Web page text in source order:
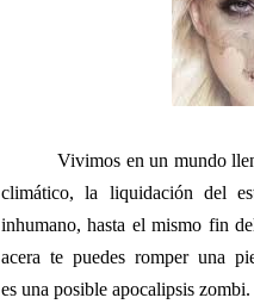
Vivimos en un mundo
climático, la liquidación del
inhumano, hasta el mismo fin
acera te puedes romper una
esuna posible apocalipsis